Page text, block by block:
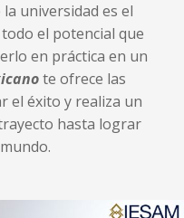
universidad es el
el potencial que
en práctica en un
te ofrece las
el éxito y realiza un
hasta lograr